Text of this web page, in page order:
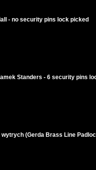
- no security pins lock picked
Standers - 6 security pins
(Gerda Brass Line